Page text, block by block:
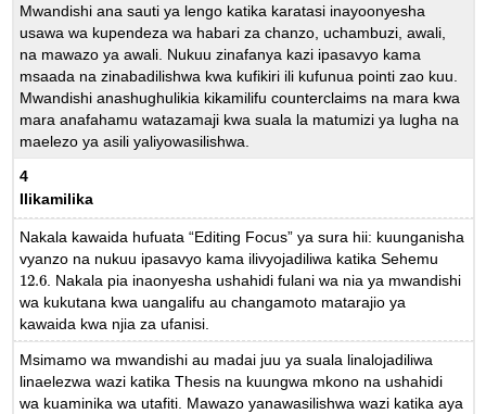
Mwandishi ana sauti ya lengo katika karatasi inayoonyesha
usawa wa kupendeza wa habari za chanzo, uchambuzi, awali,
na mawazo ya awali. Nukuu zinafanya kazi ipasavyo kama
msaada na zinabadilishwa kwa kufikiri ili kufunua pointi zao kuu.
Mwandishi anashughulikia kikamilifu counterclaims na mara kwa
mara anafahamu watazamaji kwa suala la matumizi ya lugha na
maelezo ya asili yaliyowasilishwa.
4
Ilikamilika
Nakala kawaida hufuata “Editing Focus” ya sura hii: kuunganisha
vyanzo na nukuu ipasavyo kama ilivyojadiliwa katika Sehemu
12.6
12.6 . Nakala pia inaonyesha ushahidi fulani wa nia ya mwandishi
wa kukutana kwa uangalifu au changamoto matarajio ya
kawaida kwa njia za ufanisi.
Msimamo wa mwandishi au madai juu ya suala linalojadiliwa
linaelezwa wazi katika Thesis na kuungwa mkono na ushahidi
wa kuaminika wa utafiti. Mawazo yanawasilishwa wazi katika aya